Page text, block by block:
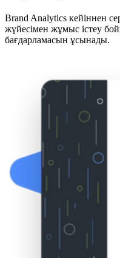
Brand Analytics кейіннен
жүйесімен жұмыс істеу
бағдарламасын ұсынады.